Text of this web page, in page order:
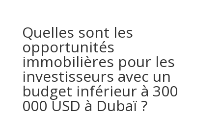
Quelles sont les
opportunités
immobilières pour les
investisseurs avec un
budget inférieur à 300
000 USD à Dubaï ?